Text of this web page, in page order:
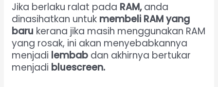
Jika berlaku ralat pada RAM,anda
dinasihatkan untuk membeli RAM yang
baru kerana jika masih menggunakan RAM
yang rosak, ini akan menyebabkannya
menjadi lembabdan akhirnya bertukar
menjadi bluescreen.